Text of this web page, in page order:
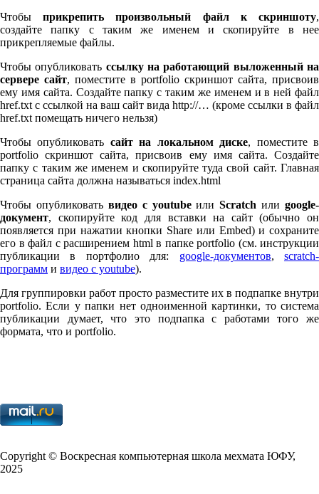
Чтобыприкрепить произвольный файл к скриншоту,
создайте папку с таким же именем и скопируйте в нее
прикрепляемые файлы.
Чтобы опубликовать ссылку на работающий выложенный на
сервере сайт, поместите в port­fo­lio скриншот сайта, присвоив
ему имя сайта. Создайте папку с таким же именем и в ней файл
href.txt с ссылкой на ваш сайт вида http://… (кроме ссылки в файл
href.txt помещать ничего нельзя)
Чтобы опубликовать сайт на локальном диске, поместите в
port­fo­lio скриншот сайта, присвоив ему имя сайта. Создайте
папку с таким же именем и скопируйте туда свой сайт. Главная
страница сайта должна называться index.html
Чтобы опубликовать видео с youtubeилиScratch или google-
документ, скопируйте код для вставки на сайт (обычно он
появляется при нажатии кнопки Share или Embed) и сохраните
его в файл с расширением html в папке port­fo­lio (см. инструкции
публикации в портфолио для: google-документов,scratch-
программ и видео с youtube).
Для группировки работ просто разместите их в подпапке внутри
port­fo­lio. Если у папки нет одноименной картинки, то система
публикации думает, что это подпапка с работами того же
формата, что и port­fo­lio.
Copy­right © Воскресная компьютерная школа мехмата ЮФУ,
2025